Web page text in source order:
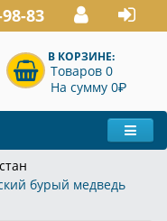
83
В КОРЗИНЕ:
Товаров 0
На сумму 0P
бурый медведь